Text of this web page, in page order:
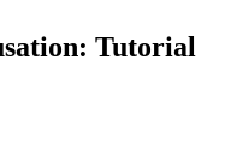
Tutorial